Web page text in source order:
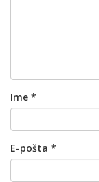
Ime *
E-pošta *